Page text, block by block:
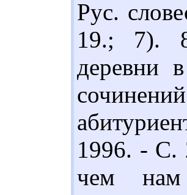
Рус.
19.; 7).
деревни
1996. - С.
чем нам